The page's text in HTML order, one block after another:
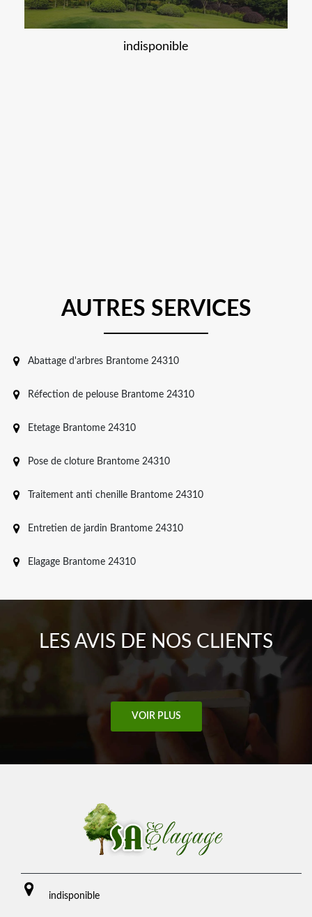
indisponible
AUTRES SERVICES
Abattage d'arbres Brantome 24310
Réfection de pelouse Brantome 24310
Etetage Brantome 24310
Pose de cloture Brantome 24310
Traitement anti chenille Brantome 24310
Entretien de jardin Brantome 24310
Elagage Brantome 24310
LES AVIS DE NOS CLIENTS
VOIR PLUS
indisponible